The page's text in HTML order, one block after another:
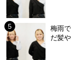
梅雨
だ髪